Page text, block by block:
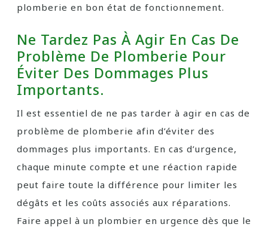
plomberie en bon état de fonctionnement.
Ne Tardez Pas À Agir En Cas De
Problème De Plomberie Pour
Éviter Des Dommages Plus
Importants.
Il est essentiel de ne pas tarder à agir en cas de
problème de plomberie afin d’éviter des
dommages plus importants. En cas d’urgence,
chaque minute compte et une réaction rapide
peut faire toute la différence pour limiter les
dégâts et les coûts associés aux réparations.
Faire appel à un plombier en urgence dès que le